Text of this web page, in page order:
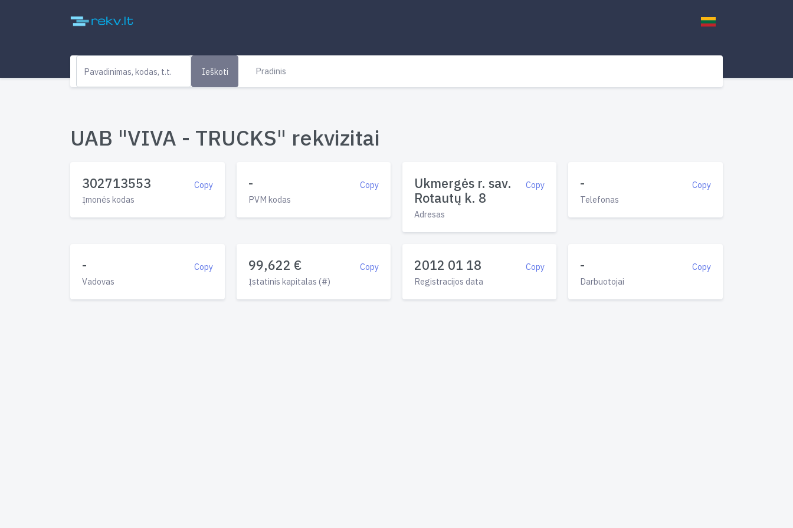
Ieškoti Pradinis
UAB "VIVA - TRUCKS" rekvizitai
Copy
302713553
Įmonės kodas
Copy
-
PVM kodas
Copy
Ukmergės r. sav.
Rotautų k. 8
Adresas
Copy
-
Telefonas
Copy
-
Vadovas
Copy
99,622 €
Įstatinis kapitalas (#)
Copy
2012 01 18
Registracijos data
Copy
-
Darbuotojai